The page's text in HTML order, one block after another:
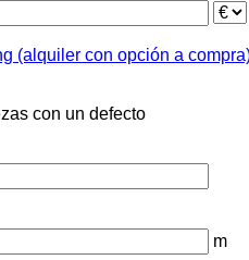
(alquiler con opción a
con un defecto
m